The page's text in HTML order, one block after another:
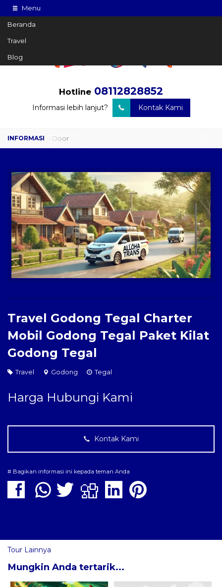
Menu
Beranda
Travel
Blog
Hotline 08112828852
Informasi lebih lanjut? Kontak Kami
Travel Door to Door
Sewa Hiace
Sewa Mobil Plus Driver
Wisata
Paket Kilat
Pengiriman Barang
Travel Godong Tegal Charter
Mobil Godong Tegal Paket Kilat
Godong Tegal
Travel Godong Tegal
Harga Hubungi Kami
Kontak Kami
# Bagikan informasi ini kepada teman Anda
Tour Lainnya
Mungkin Anda tertarik...